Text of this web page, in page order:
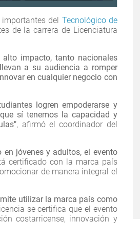
del Tecnológico de
de la carrera de Licenciatura
alto impacto, tanto nacionales
a su audiencia a romper
en cualquier negocio con
logren empoderarse y
sí tenemos la capacidad y
, afirmó el coordinador del
jóvenes y adultos, el evento
certificado con la marca país
de manera integral el
utilizar la marca país como
se certifica que el evento
costarricense, innovación y